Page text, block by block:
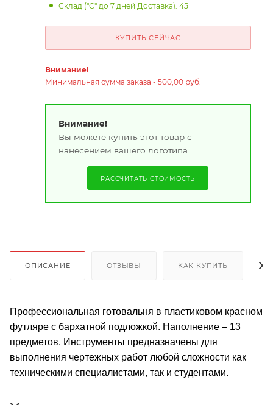
Склад ("С" до 7 дней Доставка): 45
КУПИТЬ СЕЙЧАС
Внимание!
Минимальная сумма заказа - 500,00 руб.
Внимание!
Вы можете купить этот товар с
нанесением вашего логотипа
РАССЧИТАТЬ СТОИМОСТЬ
ОПИСАНИЕ ОТЗЫВЫ КАК КУПИТЬ
Профессиональная готовальня в пластиковом красном
футляре с бархатной подложкой. Наполнение – 13
предметов. Инструменты предназначены для
выполнения чертежных работ любой сложности как
техническими специалистами, так и студентами.